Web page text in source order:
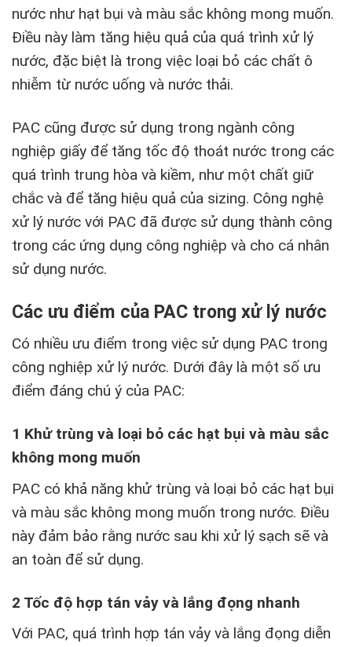
nước như hạt bụi và màu sắc không mong muốn.
Điều này làm tăng hiệu quả của quá trình xử lý
nước, đặc biệt là trong việc loại bỏ các chất ô
nhiễm từ nước uống và nước thải.
PAC cũng được sử dụng trong ngành công
nghiệp giấy để tăng tốc độ thoát nước trong các
quá trình trung hòa và kiềm, như một chất giữ
chắc và để tăng hiệu quả của sizing. Công nghệ
xử lý nước với PAC đã được sử dụng thành công
trong các ứng dụng công nghiệp và cho cá nhân
sử dụng nước.
Các ưu điểm của PAC trong xử lý nước
Có nhiều ưu điểm trong việc sử dụng PAC trong
công nghiệp xử lý nước. Dưới đây là một số ưu
điểm đáng chú ý của PAC:
1 Khử trùng và loại bỏ các hạt bụi và màu sắc
không mong muốn
PAC có khả năng khử trùng và loại bỏ các hạt bụi
và màu sắc không mong muốn trong nước. Điều
này đảm bảo rằng nước sau khi xử lý sạch sẽ và
an toàn để sử dụng.
2 Tốc độ hợp tán vảy và lắng đọng nhanh
Với PAC, quá trình hợp tán vảy và lắng đọng diễn